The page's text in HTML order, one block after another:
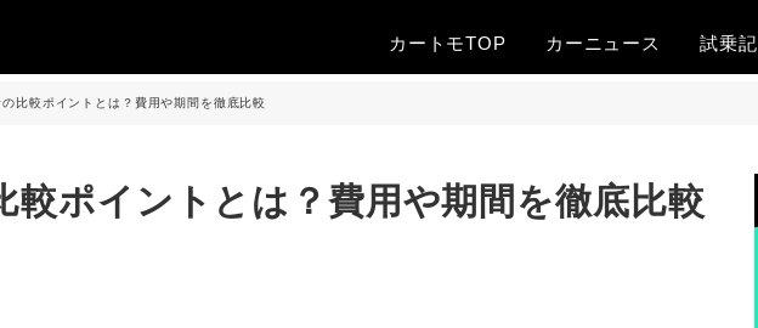
カートモTOP カーニュース 試乗記
比較ポイントとは？費用や期間を徹底比較
較ポイントとは？費用や期間を徹底比較